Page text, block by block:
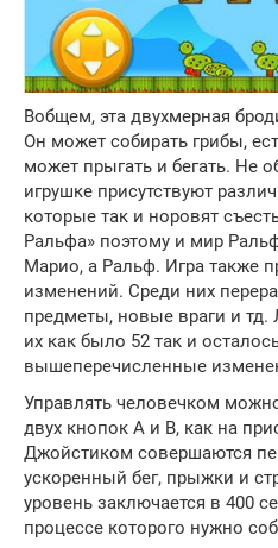
Вобщем, эта двухмерная
Он может собирать грибы,
может прыгать и бегать. Не
игрушке присутствуют
которые так и норовят
Ральфа» поэтому и мир
Марио, а Ральф. Игра также
изменений. Среди них
предметы, новые враги и
их как было 52 так и
вышеперечисленные
Управлять человечком
двух кнопок A и B, как на
Джойстиком совершаются
ускоренный бег, прыжки и
уровень заключается в 400
процессе которого нужно